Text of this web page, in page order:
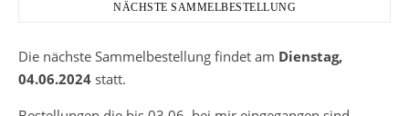
NÄCHSTE SAMMELBESTELLUNG
Die nächste Sammelbestellung findet am Dienstag,
04.06.2024 statt.